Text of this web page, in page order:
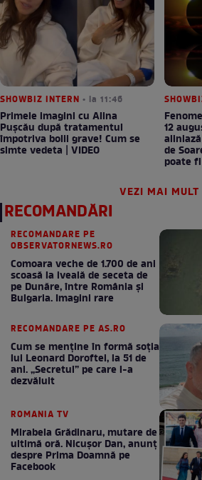
SHOWBIZ INTERN • la 11:46
Primele imagini cu Alina
Pușcău după tratamentul
împotriva bolii grave! Cum se
simte vedeta | VIDEO
12
de
poate
VEZI MAI MULT
RECOMANDĂRI
RECOMANDARE PE
OBSERVATORNEWS.RO
Comoara veche de 1.700 de ani
scoasă la iveală de seceta de
pe Dunăre, între România şi
Bulgaria. Imagini rare
RECOMANDARE PE AS.RO
Cum se menţine în formă soţia
lui Leonard Doroftei, la 51 de
ani. „Secretul” pe care l-a
dezvăluit
ROMANIA TV
Mirabela Grădinaru, mutare de
ultimă oră. Nicuşor Dan, anunţ
despre Prima Doamnă pe
Facebook